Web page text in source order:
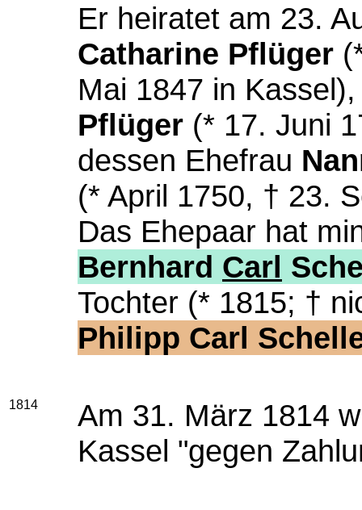
Er heiratet am 23.
Catharine Pflüger
Mai 1847 in
Pflüger (* 17. Juni
dessen Ehefrau
(* April 1750, † 23.
Das Ehepaar hat
Bernhard Carl
Tochter (* 1815; †
Philipp Carl
1814
Am 31. März 1814
Kassel "gegen